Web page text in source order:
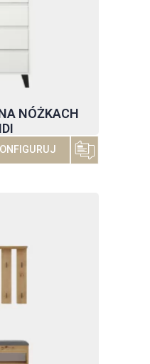
NÓŻKACH